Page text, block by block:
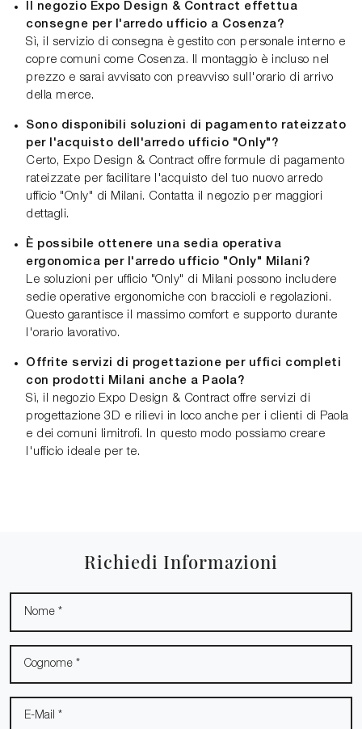
Il negozio Expo Design & Contract effettua
consegne per l'arredo ufficio a Cosenza?
Sì, il servizio di consegna è gestito con personale interno e
copre comuni come Cosenza. Il montaggio è incluso nel
prezzo e sarai avvisato con preavviso sull'orario di arrivo
della merce.
Sono disponibili soluzioni di pagamento rateizzato
per l'acquisto dell'arredo ufficio "Only"?
Certo, Expo Design & Contract offre formule di pagamento
rateizzate per facilitare l'acquisto del tuo nuovo arredo
ufficio "Only" di Milani. Contatta il negozio per maggiori
dettagli.
È possibile ottenere una sedia operativa
ergonomica per l'arredo ufficio "Only" Milani?
Le soluzioni per ufficio "Only" di Milani possono includere
sedie operative ergonomiche con braccioli e regolazioni.
Questo garantisce il massimo comfort e supporto durante
l'orario lavorativo.
Offrite servizi di progettazione per uffici completi
con prodotti Milani anche a Paola?
Sì, il negozio Expo Design & Contract offre servizi di
progettazione 3D e rilievi in loco anche per i clienti di Paola
e dei comuni limitrofi. In questo modo possiamo creare
l'ufficio ideale per te.
Richiedi Informazioni